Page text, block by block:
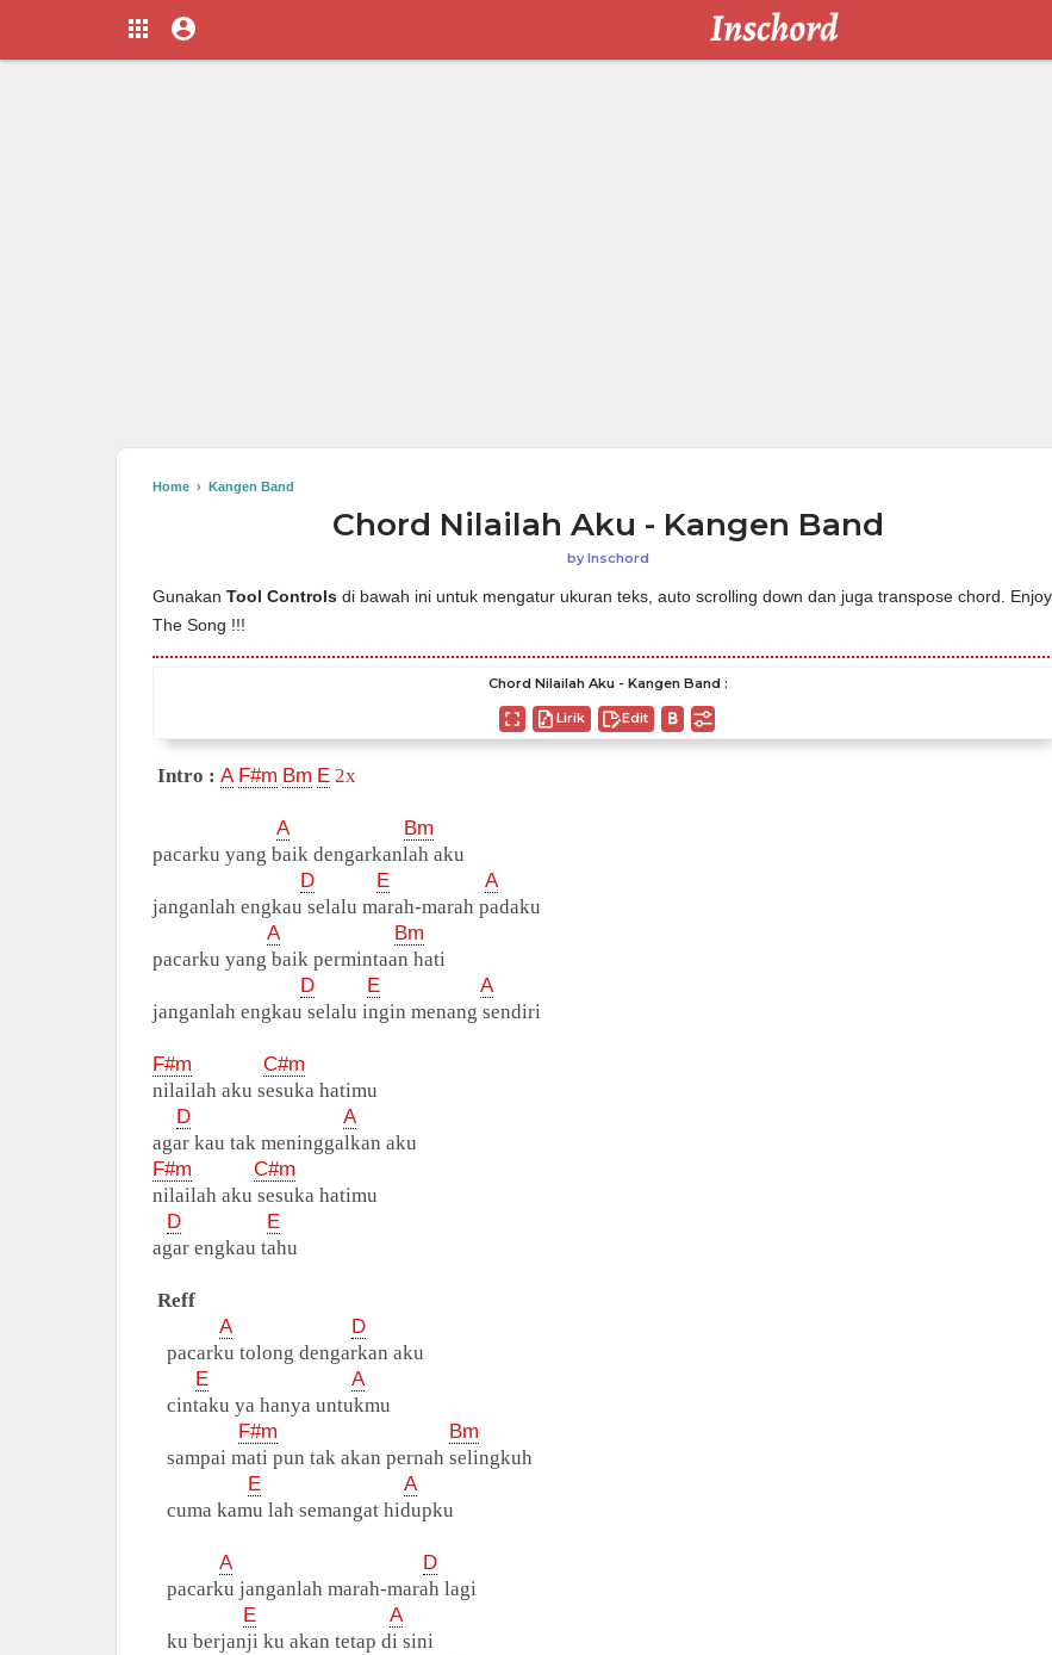
Home › Kangen Band
Chord Nilailah Aku - Kangen Band
byInschord
Gunakan Tool Controls di bawah ini untuk mengatur ukuran teks, auto scrolling down dan juga transpose chord. Enjoy
The Song !!!
Chord Nilailah Aku - Kangen Band :
Lirik Edit
Intro : A F#m Bm E 2x
A
Bm
pacarku yang baik dengarkanlah aku
D
E
A
janganlah engkau selalu marah-marah padaku
A
Bm
pacarku yang baik permintaan hati
D
E
A
janganlah engkau selalu ingin menang sendiri
F#m
C#m
nilailah aku sesuka hatimu
D
A
agar kau tak meninggalkan aku
F#m
C#m
nilailah aku sesuka hatimu
D
E
agar engkau tahu
Reff
A
D
pacarku tolong dengarkan aku
E
A
cintaku ya hanya untukmu
F#m
Bm
sampai mati pun tak akan pernah selingkuh
E
A
cuma kamu lah semangat hidupku
A
D
pacarku janganlah marah-marah lagi
E
A
ku berjanji ku akan tetap di sini